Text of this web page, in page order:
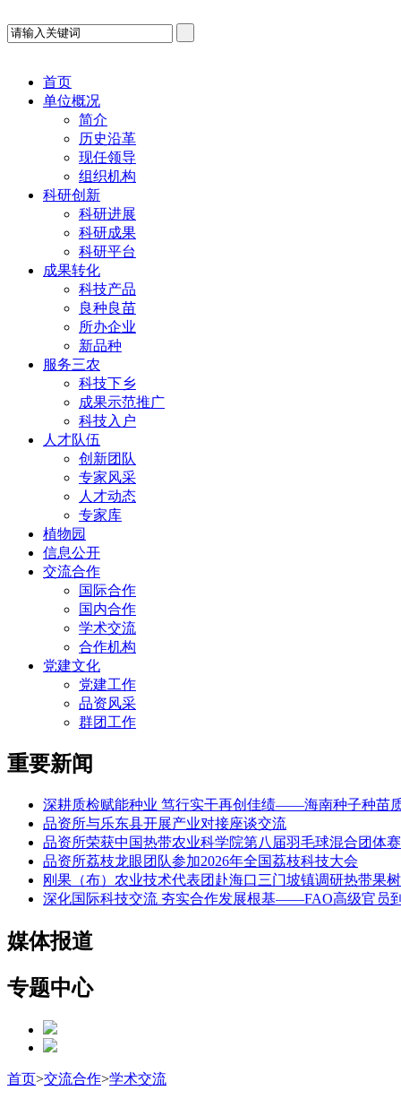
首页
单位概况
简介
历史沿革
现任领导
组织机构
科研创新
科研进展
科研成果
科研平台
成果转化
科技产品
良种良苗
所办企业
新品种
服务三农
科技下乡
成果示范推广
科技入户
人才队伍
创新团队
专家风采
人才动态
专家库
植物园
信息公开
交流合作
国际合作
国内合作
学术交流
合作机构
党建文化
党建工作
品资风采
群团工作
重要新闻
深耕质检赋能种业 笃行实干再创佳绩——海南种子种苗
品资所与乐东县开展产业对接座谈交流
品资所荣获中国热带农业科学院第八届羽毛球混合团体
品资所荔枝龙眼团队参加2026年全国荔枝科技大会
刚果（布）农业技术代表团赴海口三门坡镇调研热带果
深化国际科技交流 夯实合作发展根基——FAO高级官员
媒体报道
专题中心
首页>交流合作>学术交流